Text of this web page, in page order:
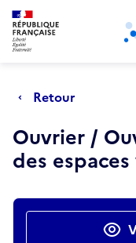
Aller au menu principal
Retour
Ouvrier /
des
Actions
Retour au début de la
Panneau de gestion